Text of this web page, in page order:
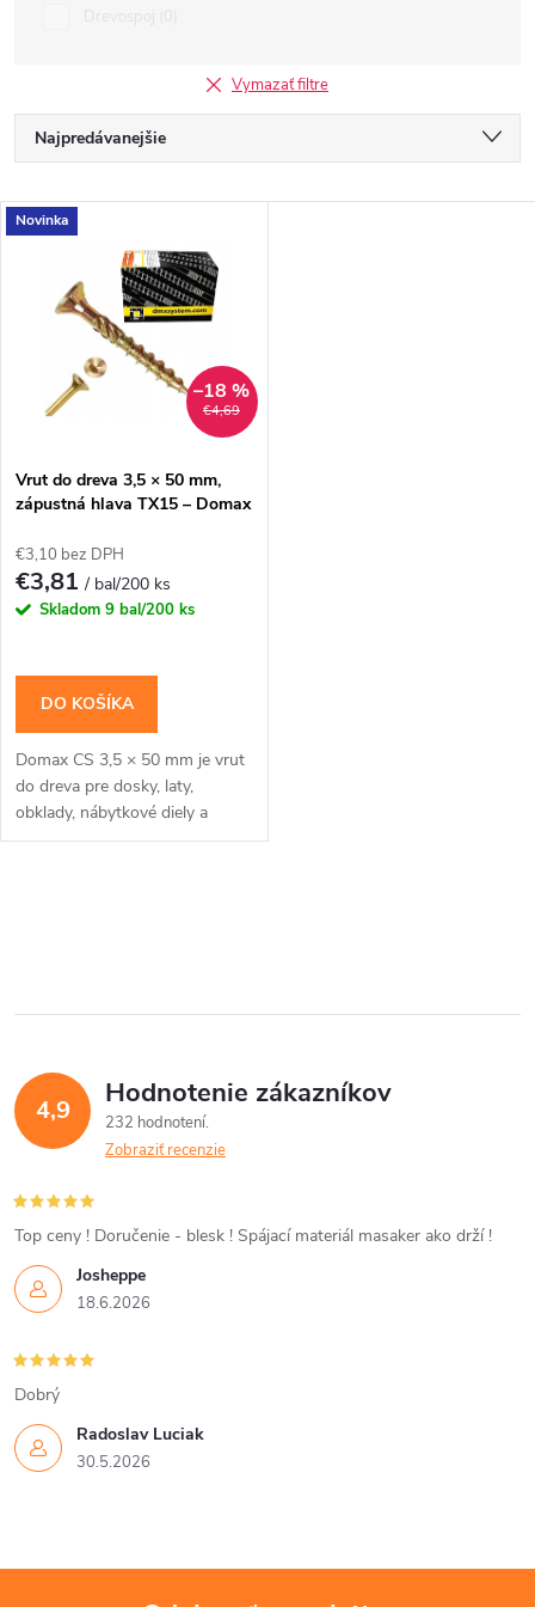
Vymazať filtre
R
a
e
p
r
o
d
u
k
Najpredávanejšie
Najlacnejšie
Najdrahšie
Abecedne
V
s
p
r
u
k
v
Novinka
€4,69
–18 %
Vrut do dreva 3,5 × 50 mm,
zápustná hlava TX15 – Domax
€3,10 bez DPH
€3,81/ bal/200 ks
Skladom 9 bal/200 ks
DO KOŠÍKA
Domax CS 3,5 × 50 mm je vrut
do dreva pre dosky, laty,
obklady, nábytkové diely a
menšie montáže, kde má hlava
l
d
a
c
i
e
p
r
v
k
v
4,9 Hodnotenie zákazníkov
232 hodnotení
Zobraziť recenzie
Josheppe
18.6.2026
Top ceny ! Doručenie - blesk ! Spájací materiál masaker ako drží !
Radoslav Luciak
30.5.2026
Dobrý